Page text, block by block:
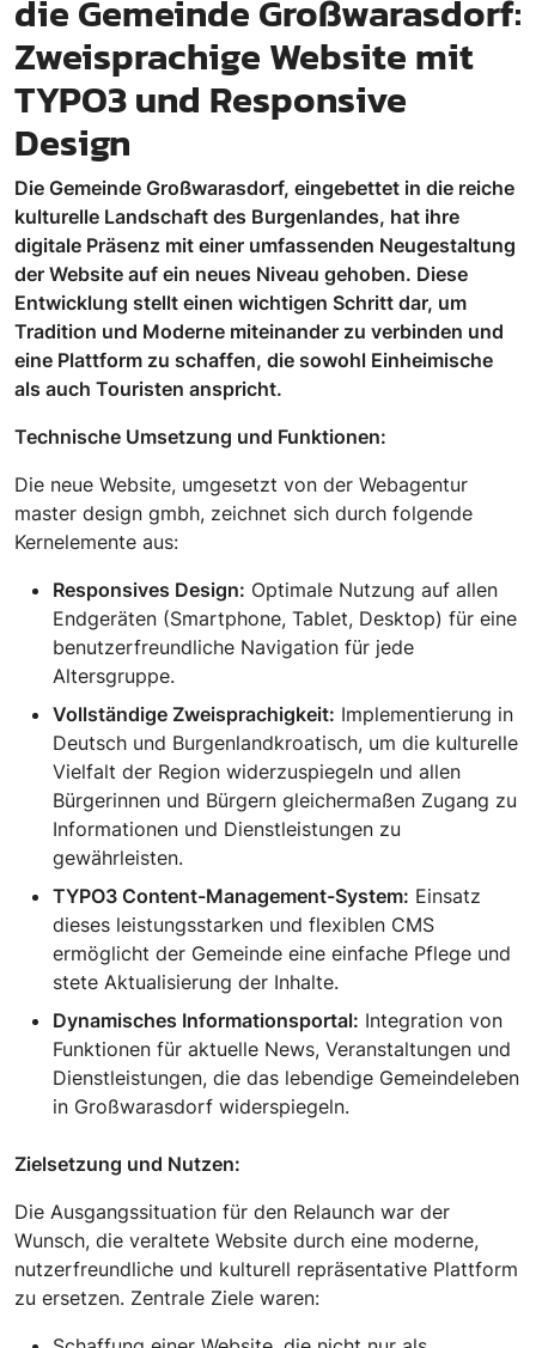
die Gemeinde Großwarasdorf:
Zweisprachige Website mit
TYPO3 und Responsive
Design
Die Gemeinde Großwarasdorf, eingebettet in die reiche
kulturelle Landschaft des Burgenlandes, hat ihre
digitale Präsenz mit einer umfassenden Neugestaltung
der Website auf ein neues Niveau gehoben. Diese
Entwicklung stellt einen wichtigen Schritt dar, um
Tradition und Moderne miteinander zu verbinden und
eine Plattform zu schaffen, die sowohl Einheimische
als auch Touristen anspricht.
Technische Umsetzung und Funktionen:
Die neue Website, umgesetzt von der Webagentur
master design gmbh, zeichnet sich durch folgende
Kernelemente aus:
Responsives Design: Optimale Nutzung auf allen
Endgeräten (Smartphone, Tablet, Desktop) für eine
benutzerfreundliche Navigation für jede
Altersgruppe.
Vollständige Zweisprachigkeit: Implementierung in
Deutsch und Burgenlandkroatisch, um die kulturelle
Vielfalt der Region widerzuspiegeln und allen
Bürgerinnen und Bürgern gleichermaßen Zugang zu
Informationen und Dienstleistungen zu
gewährleisten.
TYPO3 Content-Management-System: Einsatz
dieses leistungsstarken und flexiblen CMS
ermöglicht der Gemeinde eine einfache Pflege und
stete Aktualisierung der Inhalte.
Dynamisches Informationsportal: Integration von
Funktionen für aktuelle News, Veranstaltungen und
Dienstleistungen, die das lebendige Gemeindeleben
in Großwarasdorf widerspiegeln.
Zielsetzung und Nutzen:
Die Ausgangssituation für den Relaunch war der
Wunsch, die veraltete Website durch eine moderne,
nutzerfreundliche und kulturell repräsentative Plattform
zu ersetzen. Zentrale Ziele waren: